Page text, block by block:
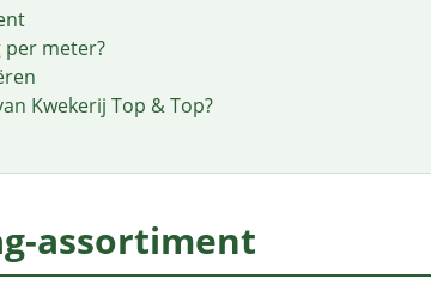
gewenste
bezorg-
of
ophaaldag
werkdagen.
Nak-
per meter?
Kwekerij Top & Top?
assortiment